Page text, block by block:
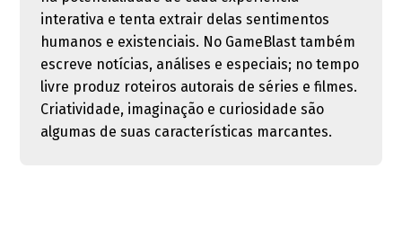
interativa e tenta extrair delas sentimentos
humanos e existenciais. No GameBlast também
escreve notícias, análises e especiais; no tempo
livre produz roteiros autorais de séries e filmes.
Criatividade, imaginação e curiosidade são
algumas de suas características marcantes.